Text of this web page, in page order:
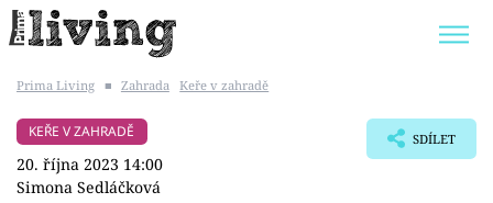
BYDLENÍ SLAVNÝCH
Prima Living ■ Zahrada Keře v zahradě
KEŘE V ZAHRADĚ
20. října 2023 14:00
Simona Sedláčková
SDÍLET